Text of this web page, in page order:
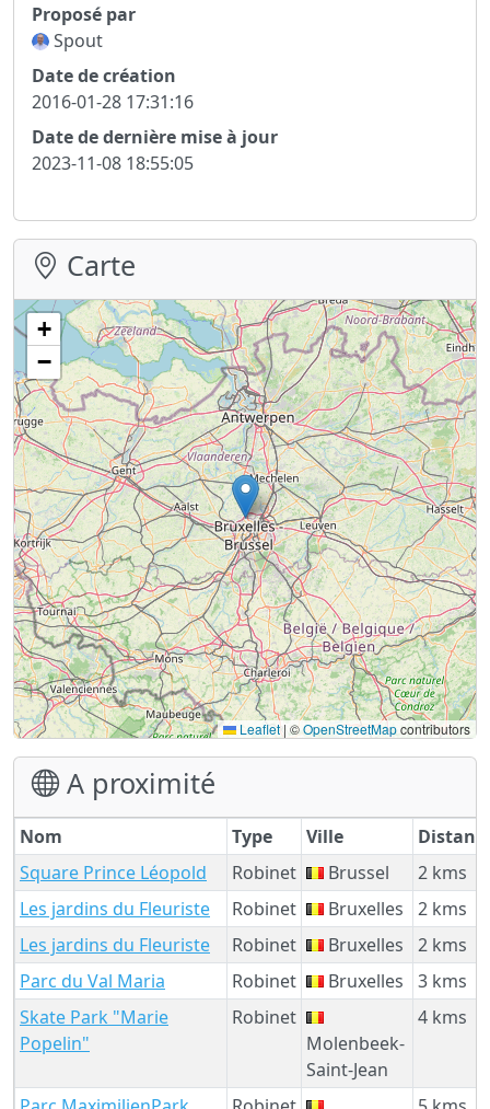
Proposé par
Spout
Date de création
2016-01-28 17:31:16
Date de dernière mise à jour
2023-11-08 18:55:05
Carte
+
−
Leaflet | ©OpenStreetMapcontributors
A proximité
Nom Type Ville
Square Prince Léopold
Robinet Brussel
2 kms
Les jardins du Fleuriste
Robinet Bruxelles
2 kms
Les jardins du Fleuriste
Robinet Bruxelles
2 kms
Parc du Val Maria
Robinet Bruxelles
3 kms
Skate Park "Marie
Popelin"
Robinet
Molenbeek-
Saint-Jean
4 kms